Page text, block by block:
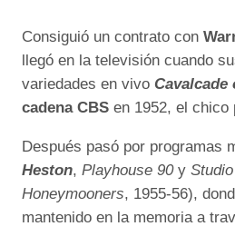
Consiguió un contrato con
llegó en la televisión cuando
variedades en vivo Cavalcade
cadena CBS en 1952, el chico
Después pasó por programas
Heston, Playhouse 90y
Honeymooners, 1955-56),
mantenido en la memoria a